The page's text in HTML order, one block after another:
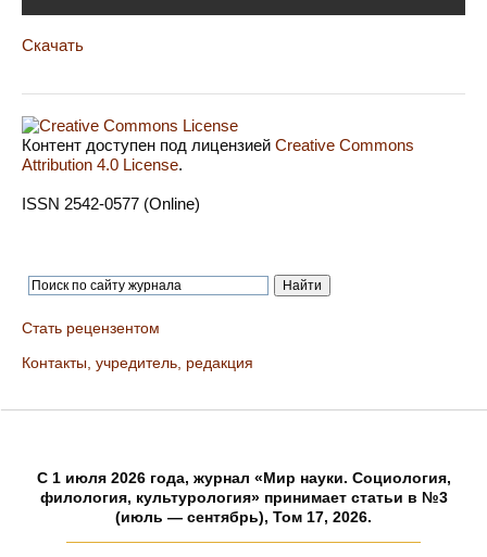
Скачать
Контент доступен под лицензией Creative Commons
Attribution 4.0 License.
ISSN 2542-0577 (Online)
Стать рецензентом
Контакты, учредитель, редакция
C 1 июля 2026 года, журнал «Мир науки. Социология,
филология, культурология» принимает статьи в №3
(июль — сентябрь), Том 17, 2026.